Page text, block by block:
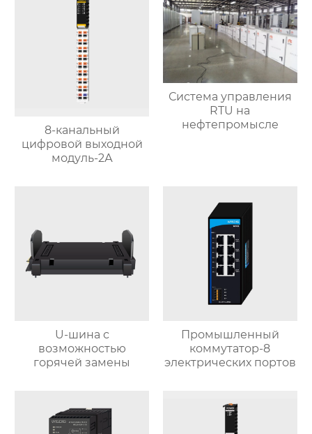
8-канальный
цифровой выходной
модуль-2А
Система управления
RTU на
нефтепромысле
U-шина с
возможностью
горячей замены
Промышленный
коммутатор-8
электрических портов